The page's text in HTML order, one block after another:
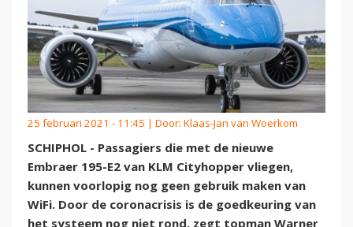
25 februari 2021 - 11:45 | Door: Klaas-Jan van Woerkom
SCHIPHOL - Passagiers die met de nieuwe
Embraer 195-E2 van KLM Cityhopper vliegen,
kunnen voorlopig nog geen gebruik maken van
WiFi. Door de coronacrisis is de goedkeuring van
het systeem nog niet rond, zegt topman Warner